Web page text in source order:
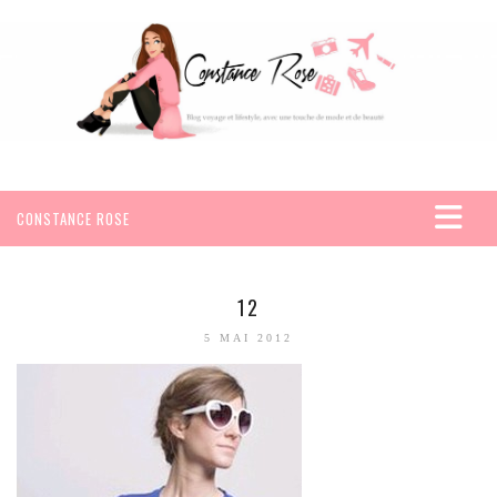
CONSTANCE ROSE
EGYPTE
SEYCHELLES
12
5 MAI 2012